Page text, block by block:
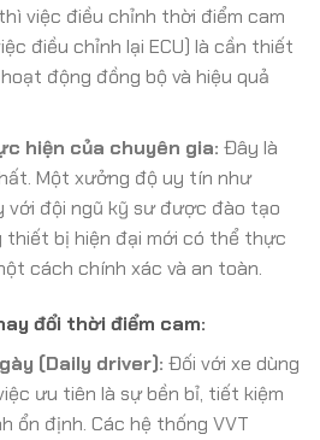
việc điều chỉnh thời điểm cam
điều chỉnh lại ECU) là cần thiết
động đồng bộ và hiệu quả
hiện của chuyên gia: Đây là
Một xưởng độ uy tín như
với đội ngũ kỹ sư được đào tạo
thiết bị hiện đại mới có thể thực
cách chính xác và an toàn.
đổi thời điểm cam:
(Daily driver): Đối với xe dùng
ưu tiên là sự bền bỉ, tiết kiệm
ổn định. Các hệ thống VVT